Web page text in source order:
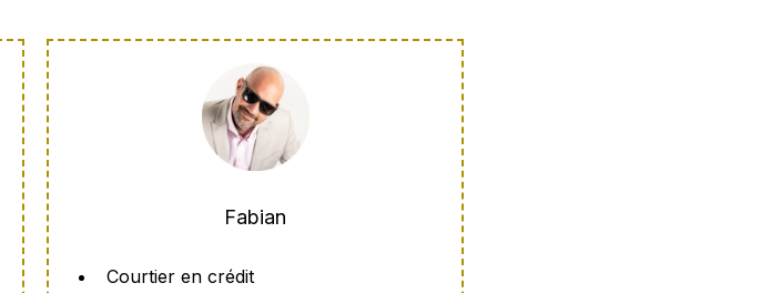
Fabian
Courtier en crédit